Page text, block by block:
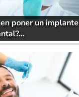
poner un implante